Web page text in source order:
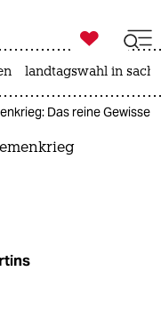

taz zahl ich
landtagswahl in
Das reine Gewissen